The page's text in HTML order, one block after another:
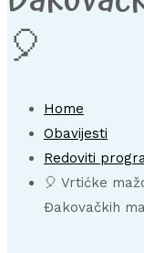
🎈
Home
Obavijesti
Redoviti
🎈 Vrtićke
Đakovačkih